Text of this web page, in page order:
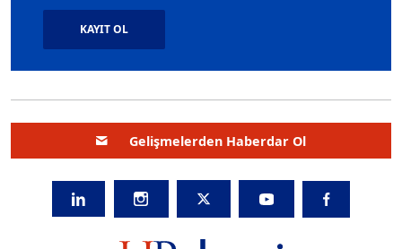
KAYIT OL
Gelişmelerden Haberdar Ol